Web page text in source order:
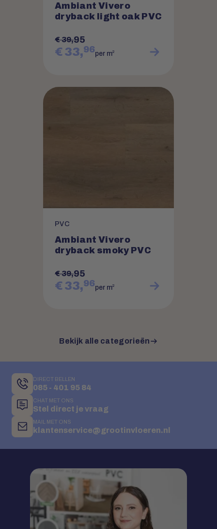
Ambiant Vivero
dryback light oak PVC
€ 39,95
€ 33,96per m2
PVC
Ambiant Vivero
dryback smoky PVC
€ 39,95
€ 33,96per m2
Bekijk alle categorieën
DIRECT BELLEN
085 - 401 95 84
CHAT MET ONS
Stel direct je vraag
MAIL MET ONS
klantenservice@grootinvloeren.nl